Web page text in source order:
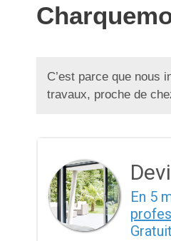
C’est parce que nous
travaux, proche de
En 5